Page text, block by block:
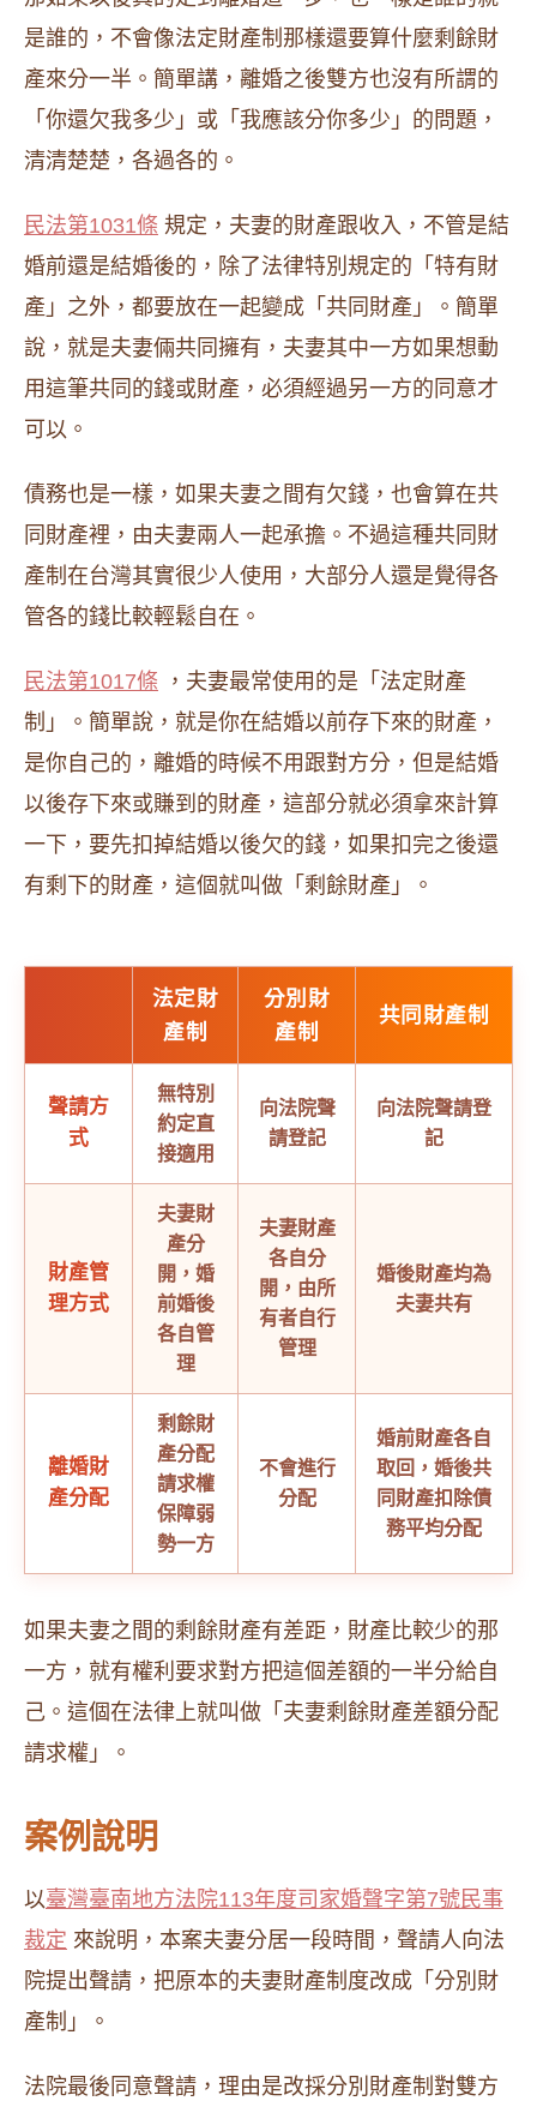
是誰的，不會像法定財產制那樣還要算什麼剩餘財
產來分一半。簡單講，離婚之後雙方也沒有所謂的
「你還欠我多少」或「我應該分你多少」的問題，
清清楚楚，各過各的。
民法第1031條 規定，夫妻的財產跟收入，不管是結
婚前還是結婚後的，除了法律特別規定的「特有財
產」之外，都要放在一起變成「共同財產」。簡單
說，就是夫妻倆共同擁有，夫妻其中一方如果想動
用這筆共同的錢或財產，必須經過另一方的同意才
可以。
債務也是一樣，如果夫妻之間有欠錢，也會算在共
同財產裡，由夫妻兩人一起承擔。不過這種共同財
產制在台灣其實很少人使用，大部分人還是覺得各
管各的錢比較輕鬆自在。
民法第1017條 ，夫妻最常使用的是「法定財產
制」。簡單說，就是你在結婚以前存下來的財產，
是你自己的，離婚的時候不用跟對方分，但是結婚
以後存下來或賺到的財產，這部分就必須拿來計算
一下，要先扣掉結婚以後欠的錢，如果扣完之後還
有剩下的財產，這個就叫做「剩餘財產」。
法定財
產制
分別財
產制
共同財產制
聲請方
式
無特別
約定直
接適用
向法院聲
請登記
向法院聲請登
記
財產管
理方式
夫妻財
產分
開，婚
前婚後
各自管
理
夫妻財產
各自分
開，由所
有者自行
管理
婚後財產均為
夫妻共有
離婚財
產分配
剩餘財
產分配
請求權
保障弱
勢一方
不會進行
分配
婚前財產各自
取回，婚後共
同財產扣除債
務平均分配
如果夫妻之間的剩餘財產有差距，財產比較少的那
一方，就有權利要求對方把這個差額的一半分給自
己。這個在法律上就叫做「夫妻剩餘財產差額分配
請求權」。
案例說明
以臺灣臺南地方法院113年度司家婚聲字第7號民事
裁定 來說明，本案夫妻分居一段時間，聲請人向法
院提出聲請，把原本的夫妻財產制度改成「分別財
產制」。
法院最後同意聲請，理由是改採分別財產制對雙方